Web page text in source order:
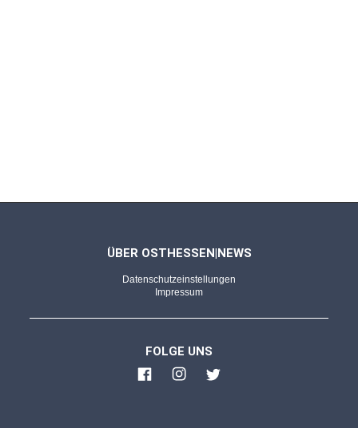
FULDA - 03.05.2026
Was wir lesen, was wir schauen (143)
ÜBER OSTHESSEN|NEWS
Datenschutzeinstellungen
Impressum
FOLGE UNS